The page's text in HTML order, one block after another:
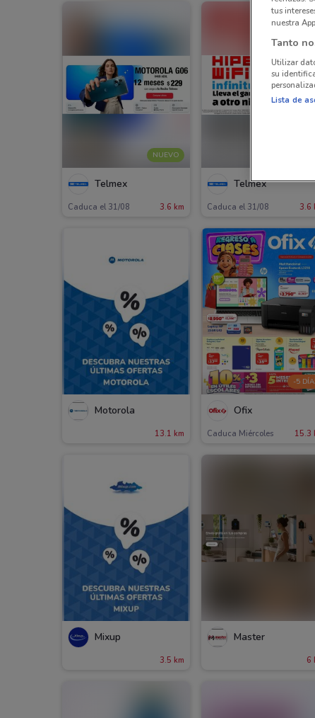
NUEVO
Telmex
Caduca el 31/08 3.6 km
Telmex
Caduca el 31/08 3.6
Motorola
13.1 km
-5
Ofix
Caduca Miércoles 15.3
Mixup
3.5 km
Master
6
tus
nuestra
Tanto
Utilizar
su
Lista de